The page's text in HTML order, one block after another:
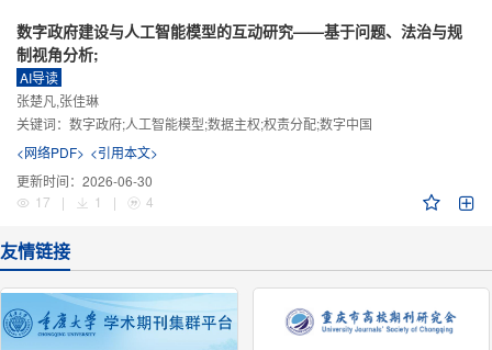
数字政府建设与人工智能模型的互动研究——基于问题、法治与规
制视角分析;
AI导读
张楚凡,张佳琳
关键词： 数字政府;人工智能模型;数据主权;权责分配;数字中国
<网络PDF> <引用本文>
更新时间： 2026-06-30
17
| 1 | 4
友情链接